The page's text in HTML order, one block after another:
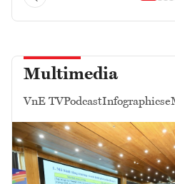
Multimedia
VnE TVPodcastInfographics